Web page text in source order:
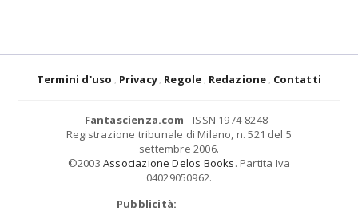
Termini d'uso Privacy Regole Redazione Contatti
Fantascienza.com - ISSN 1974-8248 -
Registrazione tribunale di Milano, n. 521 del 5
settembre 2006.
©2003 Associazione Delos Books. Partita Iva
04029050962.
Pubblicità: